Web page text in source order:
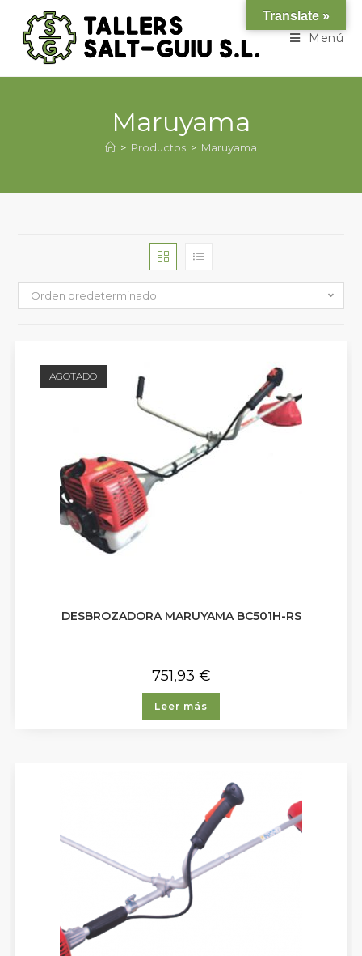
Menú
Maruyama
> Productos > Maruyama
Orden predeterminado
AGOTADO
DESBROZADORA MARUYAMA BC501H-RS
751,93 €
Leer más
Translate »